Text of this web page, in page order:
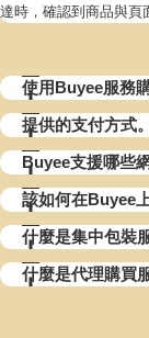
達時，確認到商品與頁
使用Buyee服務
提供的支付方式。
Buyee支援哪些
該如何在Buyee
什麼是集中包裝
什麼是代理購買